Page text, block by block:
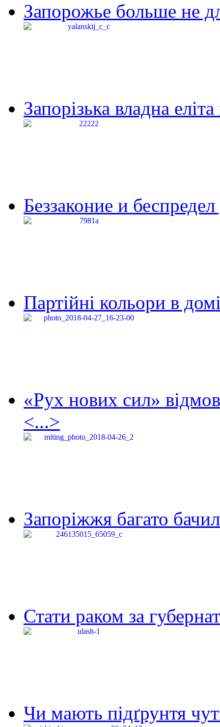
Запорожье больше не
Запорізька владна
Беззаконие и
Партійні кольори в
«Рух нових сил»
<...>
Запоріжжя багато
Стати раком за
Чи мають підґрунтя